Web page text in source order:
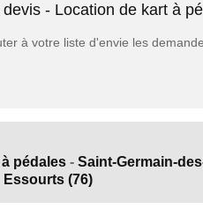
- Location de kart à
à votre liste d'envie les
avec l'option EXCLUSIVITE
ASSURANCE, vous avez alors la
pédales -Saint-Germain-
Essourts (76)